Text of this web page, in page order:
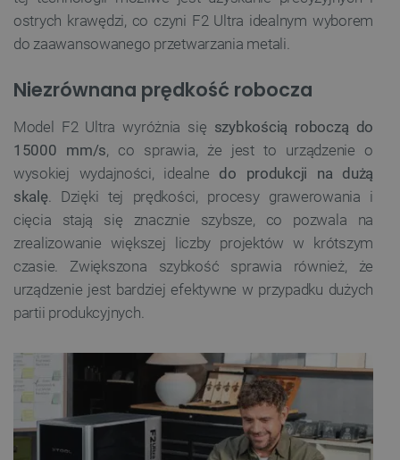
ostrych krawędzi, co czyni F2 Ultra idealnym wyborem
do zaawansowanego przetwarzania metali.
Niezrównana prędkość robocza
Model F2 Ultra wyróżnia się szybkością roboczą do
15000 mm/s, co sprawia, że jest to urządzenie o
wysokiej wydajności, idealne do produkcji na dużą
skalę. Dzięki tej prędkości, procesy grawerowania i
cięcia stają się znacznie szybsze, co pozwala na
zrealizowanie większej liczby projektów w krótszym
czasie. Zwiększona szybkość sprawia również, że
urządzenie jest bardziej efektywne w przypadku dużych
partii produkcyjnych.